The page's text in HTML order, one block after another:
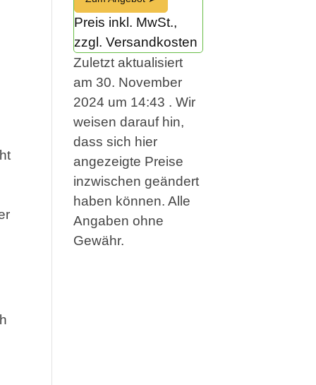
Preis inkl. MwSt.,
zzgl. Versandkosten
Zuletzt aktualisiert
am 30. November
2024 um 14:43 . Wir
weisen darauf hin,
dass sich hier
angezeigte Preise
inzwischen geändert
haben können. Alle
Angaben ohne
Gewähr.